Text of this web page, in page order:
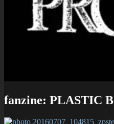
fanzine: PLASTIC